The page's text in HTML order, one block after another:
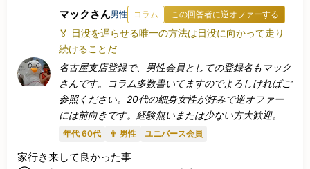
マックさん男性 コラム この回答者に逆オファーする
🏅 日没を遅らせる唯一の方法は日没に向かって走り
続けることだ
名古屋支店登録で、男性会員としての登録名もマック
さんです。コラム多数書いてますのでよろしければご
参照ください。20代の細身女性が好みで逆オファー
には前向きです。経験無いまたは少ない方大歓迎。
年代 60代 👨 男性 ユニバース会員
家行き来して良かった事